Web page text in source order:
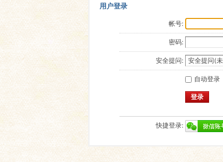
用户登录
帐号:
密码:
安全提问:
自动登录
登录
快捷登录: